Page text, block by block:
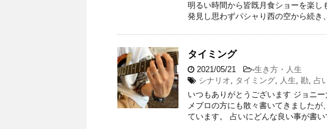
明るい時間から皆既月食ショーを楽
発見し思わずパシャり西の空から続
タイミング
2021/05/21 -生き方・人生
シナリオ, タイミング, 人生, 勘, 占
いつもありがとうございます ジョニ
メブロの方にも散々書いてきました
ています。 占いにどんな良い事が書